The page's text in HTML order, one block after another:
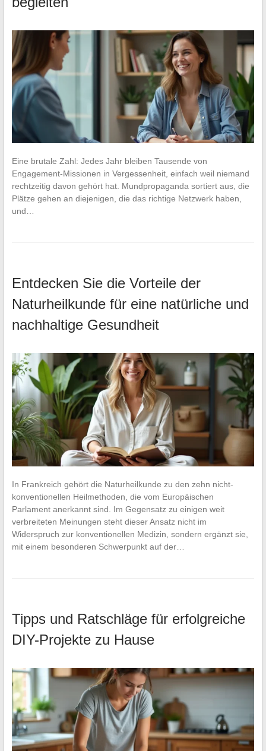
Eine brutale Zahl: Jedes Jahr bleiben Tausende von
Engagement-Missionen in Vergessenheit, einfach weil niemand
rechtzeitig davon gehört hat. Mundpropaganda sortiert aus, die
Plätze gehen an diejenigen, die das richtige Netzwerk haben,
und…
Entdecken Sie die Vorteile der
Naturheilkunde für eine natürliche und
nachhaltige Gesundheit
In Frankreich gehört die Naturheilkunde zu den zehn nicht-
konventionellen Heilmethoden, die vom Europäischen
Parlament anerkannt sind. Im Gegensatz zu einigen weit
verbreiteten Meinungen steht dieser Ansatz nicht im
Widerspruch zur konventionellen Medizin, sondern ergänzt sie,
mit einem besonderen Schwerpunkt auf der…
Tipps und Ratschläge für erfolgreiche
DIY-Projekte zu Hause